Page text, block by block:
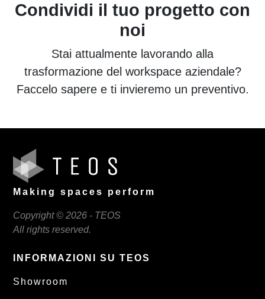
Condividi il tuo progetto con
noi
Stai attualmente lavorando alla
trasformazione del workspace aziendale?
Faccelo sapere e ti invieremo un preventivo.
Making spaces perform
Copyright © 2026 - TEOS
All rights reserved.
INFORMAZIONI SU TEOS
Showroom